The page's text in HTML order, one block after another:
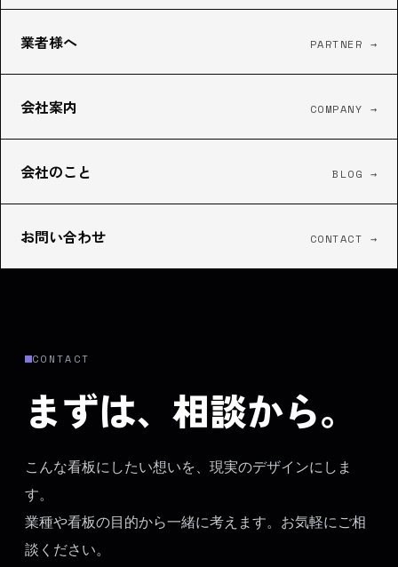
業者様へ PARTNER →
会社案内 COMPANY →
会社のこと BLOG →
お問い合わせ CONTACT →
CONTACT
まずは、相談から。
こんな看板にしたい想いを、現実のデザインにしま
す。
業種や看板の目的から一緒に考えます。お気軽にご相
談ください。